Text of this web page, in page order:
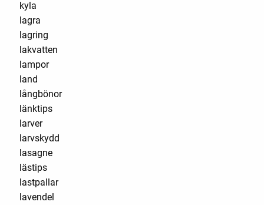
kyla
lagra
lagring
lakvatten
lampor
land
långbönor
länktips
larver
larvskydd
lasagne
lästips
lastpallar
lavendel